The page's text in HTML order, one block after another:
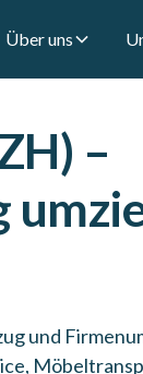
Über uns
–
und